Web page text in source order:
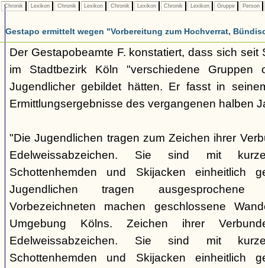
Chronik Lexikon Chronik Lexikon Chronik Lexikon Chronik Lexikon Gruppe Person
Gestapo ermittelt wegen "Vorbereitung zum Hochverrat,
Der Gestapobeamte F. konstatiert, dass sich seit
im Stadtbezirk Köln "verschiedene Gruppen
Jugendlicher gebildet hätten. Er fasst in
Ermittlungsergebnisse des vergangenen halben
"Die Jugendlichen tragen zum Zeichen ihrer
Edelweissabzeichen. Sie sind mit
Schottenhemden und Skijacken einheitlich
Jugendlichen tragen ausgesprochene
Vorbezeichneten machen geschlossene
Umgebung Kölns. Zeichen ihrer
Edelweissabzeichen. Sie sind mit
Schottenhemden und Skijacken einheitlich